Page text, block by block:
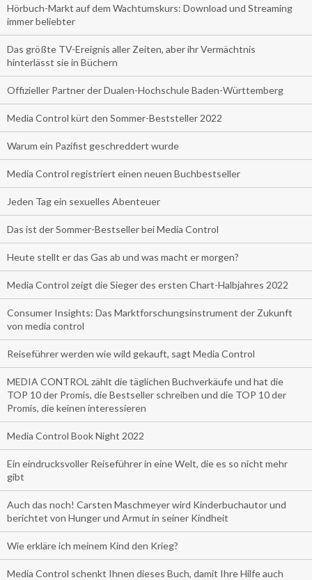
Hörbuch-Markt auf dem Wachtumskurs: Download und Streaming
immer beliebter
Das größte TV-Ereignis aller Zeiten, aber ihr Vermächtnis
hinterlässt sie in Büchern
Offizieller Partner der Dualen-Hochschule Baden-Württemberg
Media Control kürt den Sommer-Beststeller 2022
Warum ein Pazifist geschreddert wurde
Media Control registriert einen neuen Buchbestseller
Jeden Tag ein sexuelles Abenteuer
Das ist der Sommer-Bestseller bei Media Control
Heute stellt er das Gas ab und was macht er morgen?
Media Control zeigt die Sieger des ersten Chart-Halbjahres 2022
Consumer Insights: Das Marktforschungsinstrument der Zukunft
von media control
Reiseführer werden wie wild gekauft, sagt Media Control
MEDIA CONTROL zählt die täglichen Buchverkäufe und hat die
TOP 10 der Promis, die Bestseller schreiben und die TOP 10 der
Promis, die keinen interessieren
Media Control Book Night 2022
Ein eindrucksvoller Reiseführer in eine Welt, die es so nicht mehr
gibt
Auch das noch! Carsten Maschmeyer wird Kinderbuchautor und
berichtet von Hunger und Armut in seiner Kindheit
Wie erkläre ich meinem Kind den Krieg?
Media Control schenkt Ihnen dieses Buch, damit Ihre Hilfe auch